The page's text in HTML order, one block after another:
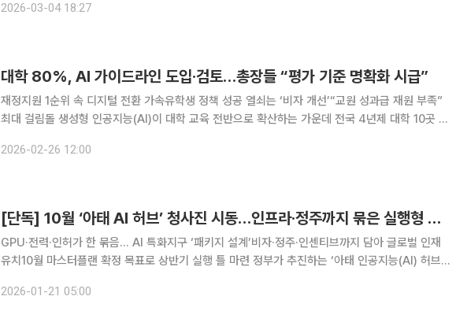
호텔에서 열린 한국대학교육협의회 정기총회 ‘교육부와의 대화’에서 “대
2026-03-04 18:27
대학 80%, AI 가이드라인 도입·검토…총장들 “평가 기준 명확화 시급”
재정지원 1순위 속 디지털 전환 가속유학생 정책 성공 열쇠는 ‘비자 개선’“교원 성과급 재원 부족”
최대 걸림돌 생성형 인공지능(AI)이 대학 교육 전반으로 확산하는 가운데 전국 4년제 대학 10곳 중
령인구 감소 속에서도 디지털 전환을 제도화하려는 움직
2026-02-26 12:00
[단독] 10월 ‘아태 AI 허브’ 청사진 시동…인프라·정주까지 묶은 실행형 허브
GPU·전력·인허가 한 묶음… AI 특화지구 ‘패키지 설계’비자·정주·인센티브까지 담아 글로벌 인재
유치10월 마스터플랜 확정 목표로 상반기 실행 틀 마련 정부가 추진하는 ‘아태 인공지능(AI) 허브
결형 AI 생태계 모델 구축을 목표로 한다. 20일 정
2026-01-21 05:00